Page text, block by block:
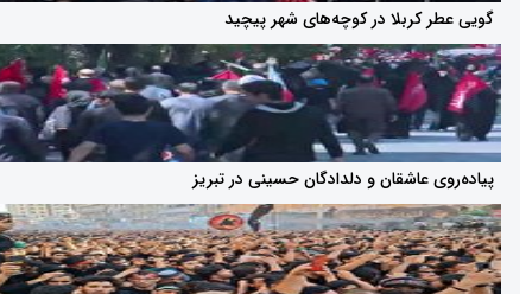
در کوچه‌های شهر پیچید
و دلدادگان حسینی در تبریز